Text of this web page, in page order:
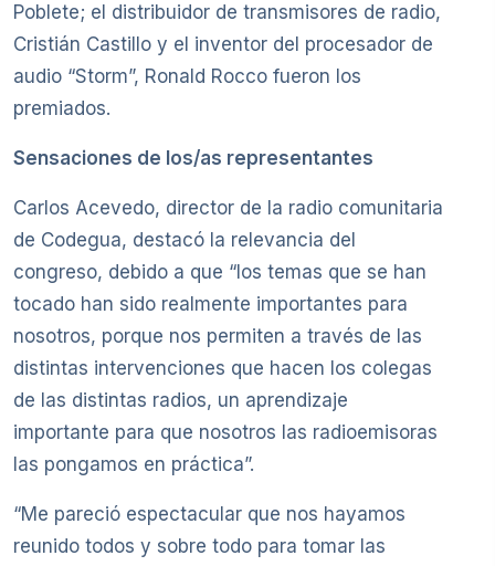
Poblete; el distribuidor de transmisores de radio,
Cristián Castillo y el inventor del procesador de
audio “Storm”, Ronald Rocco fueron los
premiados.
Sensaciones de los/as representantes
Carlos Acevedo, director de la radio comunitaria
de Codegua, destacó la relevancia del
congreso, debido a que “los temas que se han
tocado han sido realmente importantes para
nosotros, porque nos permiten a través de las
distintas intervenciones que hacen los colegas
de las distintas radios, un aprendizaje
importante para que nosotros las radioemisoras
las pongamos en práctica”.
“Me pareció espectacular que nos hayamos
reunido todos y sobre todo para tomar las